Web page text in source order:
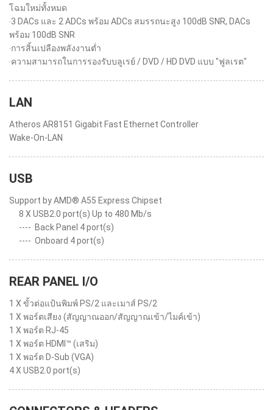
โฉมใหม่ทั้งหมด
‧3 DACs และ 2 ADCs พร้อม ADCs สมรรถนะสูง 100dB SNR, DACs
พร้อม 100dB SNR
‧การสิ้นเปลืองพลังงานต่ำ
‧ความสามารถในการรองรับบลูเรย์ / DVD / HD DVD แบบ "ฟูลเรต"
LAN
Atheros AR8151 Gigabit Fast Ethernet Controller
Wake-On-LAN
USB
Support by AMD® A55 Express Chipset
8 X USB2.0 port(s) Up to 480 Mb/s
---- Back Panel 4 port(s)
---- Onboard 4 port(s)
REAR PANEL I/O
1 X ขั้วต่อแป้นพิมพ์ PS/2 และเมาส์ PS/2
1 X พอร์ตเสียง (สัญญาณออก/สัญญาณเข้า/ไมค์เข้า)
1 X พอร์ต RJ-45
1 X พอร์ต HDMI™ (เสริม)
1 X พอร์ต D-Sub (VGA)
4 X USB2.0 port(s)